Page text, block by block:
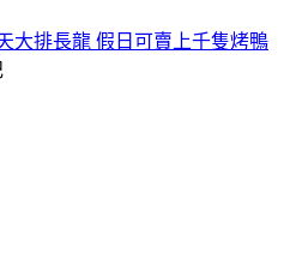
大排長龍 假日可賣上千隻烤鴨